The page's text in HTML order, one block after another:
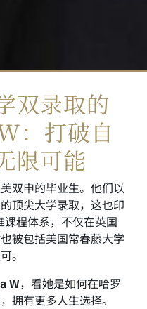
双录取的
：打破自
限可能
双申的毕业生。他们以
顶尖大学录取，这也印
程体系，不仅在英国
被包括美国常春藤大学
。
W，看她是如何在哈罗
拥有更多人生选择。